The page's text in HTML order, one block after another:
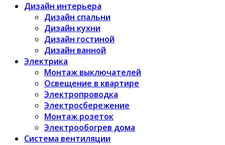
Дизайн интерьера
Дизайн спальни
Дизайн кухни
Дизайн гостиной
Дизайн ванной
Электрика
Монтаж выключателей
Освещение в квартире
Электропроводка
Электросбережение
Монтаж розеток
Электрообогрев дома
Система вентиляции